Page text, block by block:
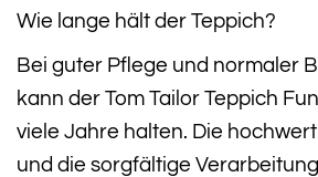
Wie lange hält der Teppich?
Bei guter Pflege und normaler
kann der Tom Tailor Teppich
viele Jahre halten. Die
und die sorgfältige